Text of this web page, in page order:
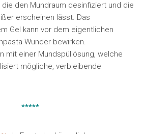
den Mundraum desinfiziert und die
erscheinen lässt. Das
Gel kann vor dem eigentlichen
Wunder bewirken.
mit einer Mundspüllösung, welche
mögliche, verbleibende
*****